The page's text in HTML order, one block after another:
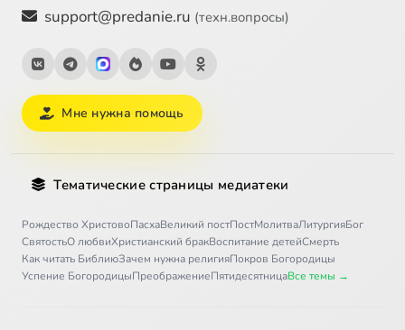
support@predanie.ru (техн.вопросы)
Мне нужна помощь
Тематические страницы медиатеки
Рождество ХристовоПасхаВеликий постПостМолитваЛитургияБог
СвятостьО любвиХристианский бракВоспитание детейСмерть
Как читать БиблиюЗачем нужна религияПокров Богородицы
Успение БогородицыПреображениеПятидесятницаВсе темы →